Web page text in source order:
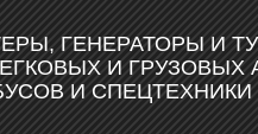
ГЕНЕРАТОРЫ И
И ГРУЗОВЫХ
И СПЕЦТЕХНИКИ